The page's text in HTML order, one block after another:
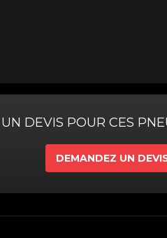
UN DEVIS POUR CES
DEMANDEZ UN